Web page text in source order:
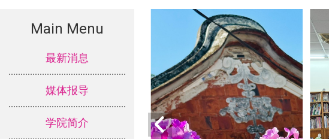
Main Menu
最新消息
媒体报导
学院简介